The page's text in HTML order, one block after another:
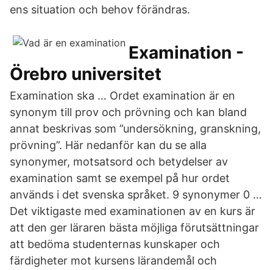
ens situation och behov förändras.
Examination -
Örebro universitet
Examination ska … Ordet examination är en
synonym till prov och prövning och kan bland
annat beskrivas som ”undersökning, granskning,
prövning”. Här nedanför kan du se alla
synonymer, motsatsord och betydelser av
examination samt se exempel på hur ordet
används i det svenska språket. 9 synonymer 0 …
Det viktigaste med examinationen av en kurs är
att den ger läraren bästa möjliga förutsättningar
att bedöma studenternas kunskaper och
färdigheter mot kursens lärandemål och